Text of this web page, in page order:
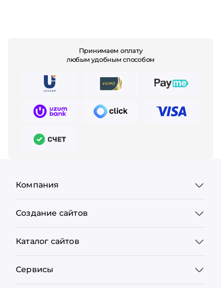
Принимаем оплату
любым удобным способом
Компания
Создание сайтов
Каталог сайтов
Сервисы